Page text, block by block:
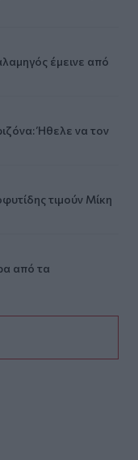
έμεινε από
Ήθελε να τον
τιμούν Μίκη
από τα